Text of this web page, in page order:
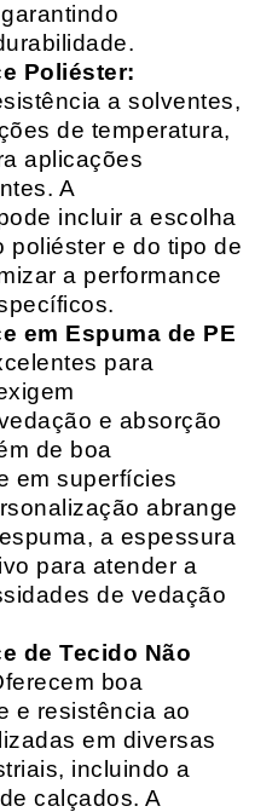
Poliéster:
a solventes,
de temperatura,
aplicações
A
incluir a escolha
poliéster e do tipo de
a performance
em Espuma de PE
para
e absorção
de boa
em superfícies
abrange
a espessura
para atender a
de vedação
de Tecido Não
boa
e resistência ao
em diversas
incluindo a
calçados. A